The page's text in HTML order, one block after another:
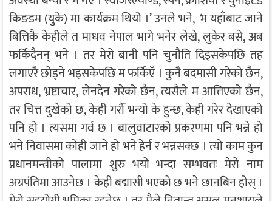
किङडम (युके) मा कार्यक्रम थियो ।’ उनले भने, ‘म यहाँबाट जाने
बित्तिकै केहीले त माधव नेपाल भागे भनेर लेखे, लुकेर बसे, अब
फर्किंदैनन् भने । तर मेरो बानी पनि चुनौति दिइसकेपछि तह
लगाएरै छोड्ने भइसकेपछि म फर्किएँ । कुनै बदमासी गरेको छैन,
अपराध, भ्रष्टाचार, लेनदेन गरेको छैन, त्यसैले म आत्तिएको छैन,
तर चित्त दुखेको छ, केही गरौँ भन्यो के हुन्छ, केही गरेर देखाएको
पनि हो । त्यसमा गर्व छ । बालुवाटारको प्रकरणमा पनि भन्ने हो
भने निवासमा कोही जाने हो भने हेर्न र भन्नसक्छ । त्यो काम कुन
प्रधानमन्त्रीको पालामा शुरु भयो भन्दा सम्भवतः मेरो नाम
अग्रपंतिमा आउनेछ । केही बद्मासी भएको छ भने छानबिन होस् ।